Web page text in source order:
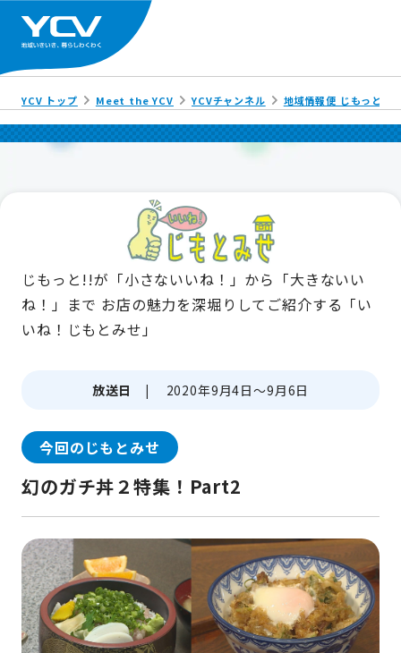
YCV トップ Meet the YCV YCVチャンネル 地域情報便 じもっと!!
じもっと!!が「小さないいね！」から「大きないい
ね！」まで お店の魅力を深堀りしてご紹介する「い
いね！じもとみせ」
放送日 | 2020年9月4日～9月6日
今回のじもとみせ
幻のガチ丼２特集！Part2